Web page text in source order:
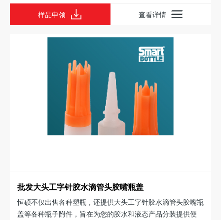
样品申领 查看详情
批发大头工字针胶水滴管头胶嘴瓶盖
恒硕不仅出售各种塑瓶，还提供大头工字针胶水滴管头胶嘴瓶
盖等各种瓶子附件，旨在为您的胶水和液态产品分装提供便